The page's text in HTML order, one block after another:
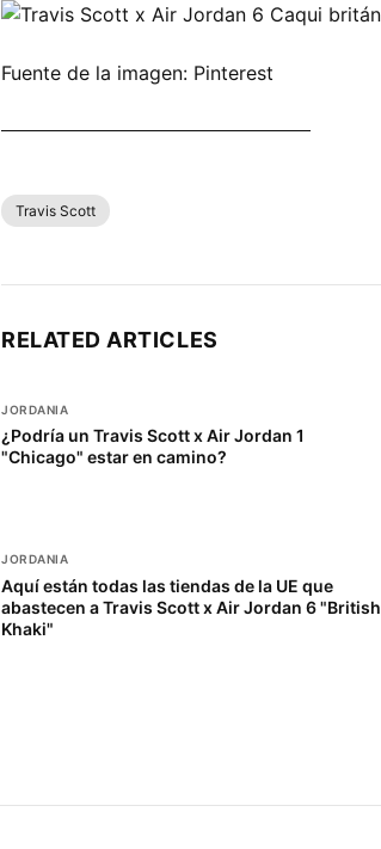
Fuente de la imagen: Pinterest
Travis Scott
RELATED ARTICLES
JORDANIA
¿Podría un Travis Scott x Air Jordan 1
"Chicago" estar en camino?
JORDANIA
Aquí están todas las tiendas de la UE que
abastecen a Travis Scott x Air Jordan 6 "British
Khaki"